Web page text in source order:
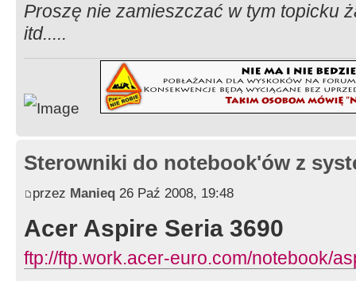
Proszę nie zamieszczać w tym topicku
itd.....
Sterowniki do notebook'ów z
przez Manieq 26 Paź 2008, 19:48
Acer Aspire Seria 3690
ftp://ftp.work.acer-euro.com/notebook/